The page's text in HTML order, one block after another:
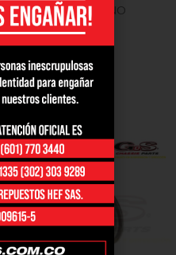
GRANDE / PEQUEÑO